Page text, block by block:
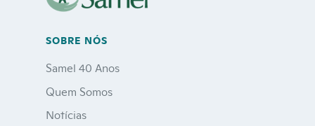
Portal do Corretor
Canal de Denúncias
SOBRE NÓS
Samel 40 Anos
Quem Somos
Notícias